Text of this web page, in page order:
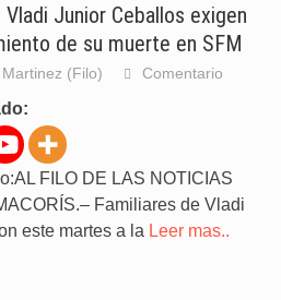
Junior Ceballos exigen
de su muerte en SFM
(Filo) Comentario
FILO DE LAS NOTICIAS
Familiares de Vladi
este martes a la Leer mas..